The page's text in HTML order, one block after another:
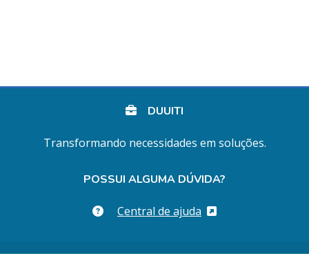
DUUITI
Transformando necessidades em soluções.
POSSUI ALGUMA DÚVIDA?
Central de ajuda